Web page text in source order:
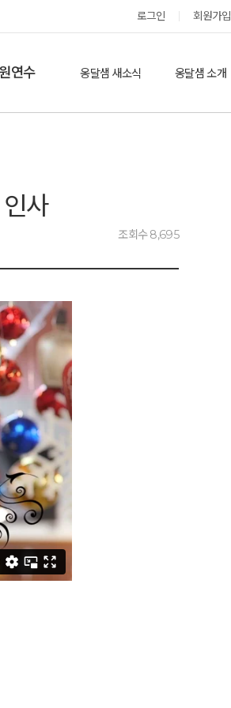
로그인 회원가입
연수 옹달샘 새소식 옹달샘 소개
옹달샘 스테이 예약
사
조회수 8,695